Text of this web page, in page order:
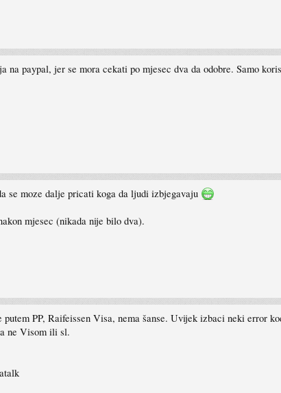
na paypal, jer se mora cekati po mjesec dva da odobre. Samo
se moze dalje pricati koga da ljudi izbjegavaju
mjesec (nikada nije bilo dva).
PP, Raifeissen Visa, nema šanse. Uvijek izbaci neki error
ne Visom ili sl.